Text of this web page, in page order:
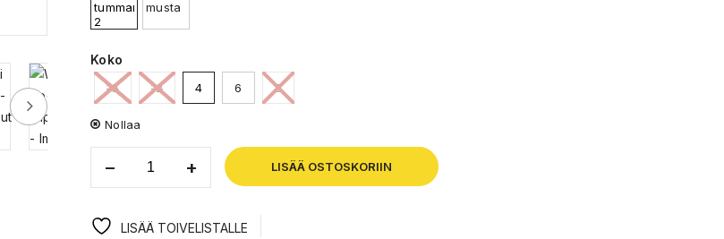
Koko
10 12 4 6 8
Nollaa
LISÄÄ OSTOSKORIIN
LISÄÄ TOIVELISTALLE